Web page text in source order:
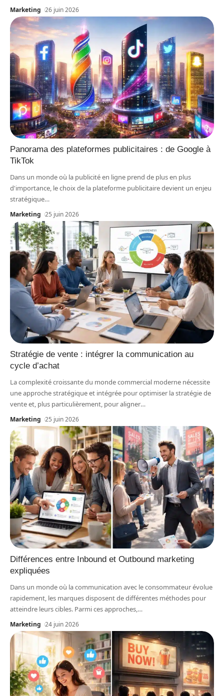
Marketing 26 juin 2026
Panorama des plateformes publicitaires : de Google à
TikTok
Dans un monde où la publicité en ligne prend de plus en plus
d'importance, le choix de la plateforme publicitaire devient un enjeu
stratégique…
Marketing 25 juin 2026
Stratégie de vente : intégrer la communication au
cycle d’achat
La complexité croissante du monde commercial moderne nécessite
une approche stratégique et intégrée pour optimiser la stratégie de
vente et, plus particulièrement, pour aligner…
Marketing 25 juin 2026
Différences entre Inbound et Outbound marketing
expliquées
Dans un monde où la communication avec le consommateur évolue
rapidement, les marques disposent de différentes méthodes pour
atteindre leurs cibles. Parmi ces approches,…
Marketing 24 juin 2026